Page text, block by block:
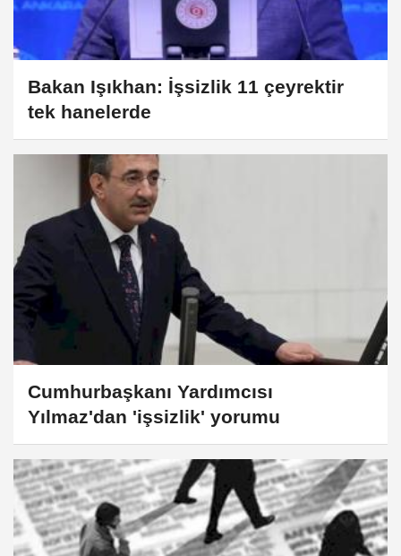
Bakan Işıkhan: İşsizlik 11 çeyrektir
tek hanelerde
Cumhurbaşkanı Yardımcısı
Yılmaz'dan 'işsizlik' yorumu